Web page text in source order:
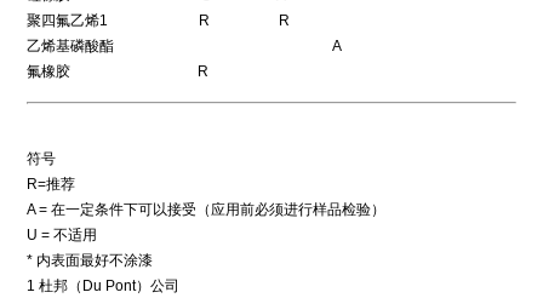
聚四氟乙烯1 R R
乙烯基磷酸酯 A
氟橡胶 R
符号
R=推荐
A = 在一定条件下可以接受（应用前必须进行样品检验）
U = 不适用
* 内表面最好不涂漆
1 杜邦（Du Pont）公司